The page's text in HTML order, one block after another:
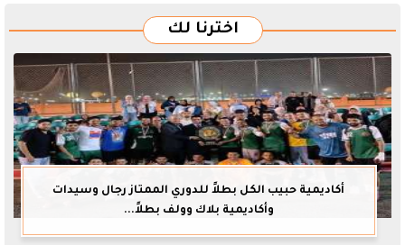
اخترنا لك
أكاديمية حبيب الكل بطلاً للدوري الممتاز رجال وسيدات
وأكاديمية بلاك وولف بطلاً...